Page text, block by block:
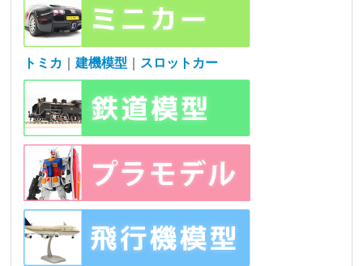
トミカ ｜建機模型 スロットカー